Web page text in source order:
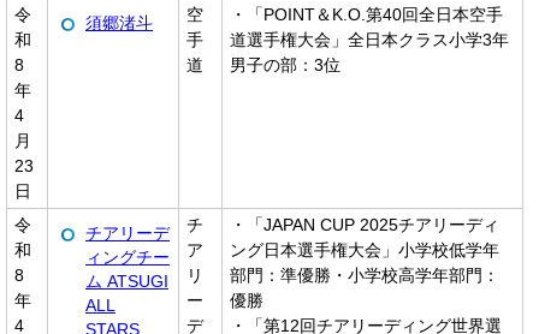
令
和
8
年
4
月
23
日
須郷渚斗
空
手
道
・「POINT＆K.O.第40回全日本空手
道選手権大会」全日本クラス小学3年
男子の部：3位
令
和
8
年
4
チアリーデ
ィングチー
ム ATSUGI
ALL
STARS
チ
ア
リ
ー
デ
・「JAPAN CUP 2025チアリーディ
ング日本選手権大会」小学校低学年
部門：準優勝・小学校高学年部門：
優勝
・「第12回チアリーディング世界選